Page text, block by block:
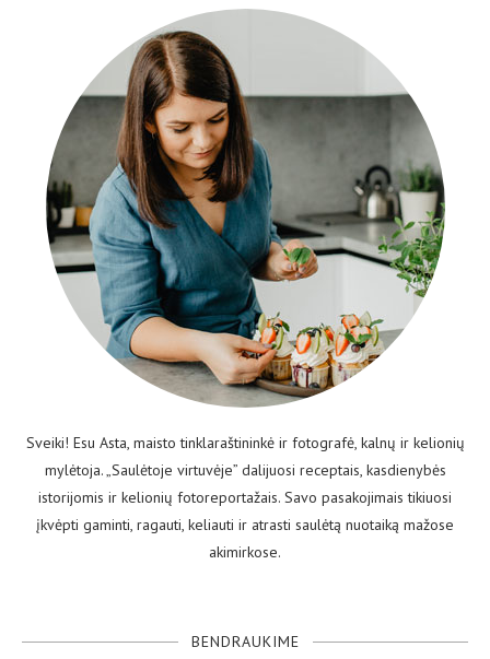
Sveiki! Esu Asta, maisto tinklaraštininkė ir fotografė, kalnų ir kelionių
mylėtoja. „Saulėtoje virtuvėje” dalijuosi receptais, kasdienybės
istorijomis ir kelionių fotoreportažais. Savo pasakojimais tikiuosi
įkvėpti gaminti, ragauti, keliauti ir atrasti saulėtą nuotaiką mažose
akimirkose.
BENDRAUKIME